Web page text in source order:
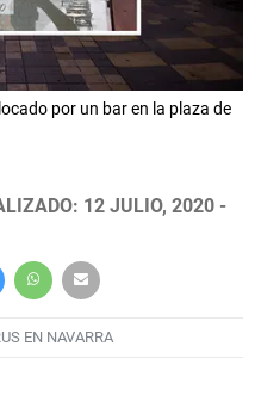
por un bar en la plaza de
12 JULIO, 2020 -
EN NAVARRA